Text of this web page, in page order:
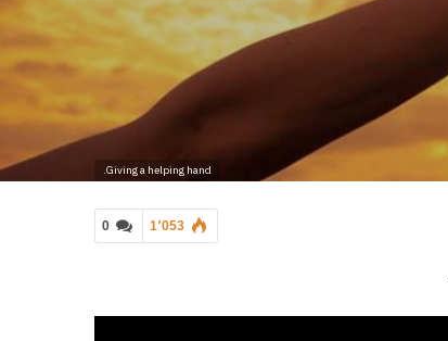
Giving a helping hand.
0 1٬053